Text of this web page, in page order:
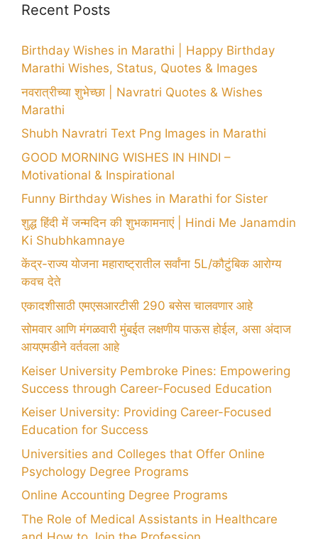
Recent Posts
Birthday Wishes in Marathi | Happy Birthday
Marathi Wishes, Status, Quotes & Images
नवरात्रीच्या शुभेच्छा | Navratri Quotes & Wishes
Marathi
Shubh Navratri Text Png Images in Marathi
GOOD MORNING WISHES IN HINDI –
Motivational & Inspirational
Funny Birthday Wishes in Marathi for Sister
शुद्ध हिंदी में जन्मदिन की शुभकामनाएं | Hindi Me Janamdin
Ki Shubhkamnaye
केंद्र-राज्य योजना महाराष्ट्रातील सर्वांना 5L/कौटुंबिक आरोग्य
कवच देते
एकादशीसाठी एमएसआरटीसी 290 बसेस चालवणार आहे
सोमवार आणि मंगळवारी मुंबईत लक्षणीय पाऊस होईल, असा अंदाज
आयएमडीने वर्तवला आहे
Keiser University Pembroke Pines: Empowering
Success through Career-Focused Education
Keiser University: Providing Career-Focused
Education for Success
Universities and Colleges that Offer Online
Psychology Degree Programs
Online Accounting Degree Programs
The Role of Medical Assistants in Healthcare